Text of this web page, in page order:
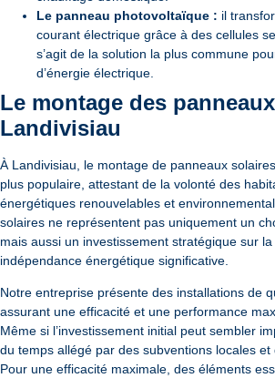
Le panneau photovoltaïque : il
courant électrique grâce à des cellules
s’agit de la solution la plus commune
d’énergie électrique.
Le montage des
Landivisiau
À Landivisiau, le montage de panneaux
plus populaire, attestant de la volonté des
énergétiques renouvelables et
solaires ne représentent pas uniquement un
mais aussi un investissement stratégique sur
indépendance énergétique significative.
Notre entreprise présente des installations de
assurant une efficacité et une performance
Même si l’investissement initial peut sembler
du temps allégé par des subventions locales et
Pour une efficacité maximale, des éléments